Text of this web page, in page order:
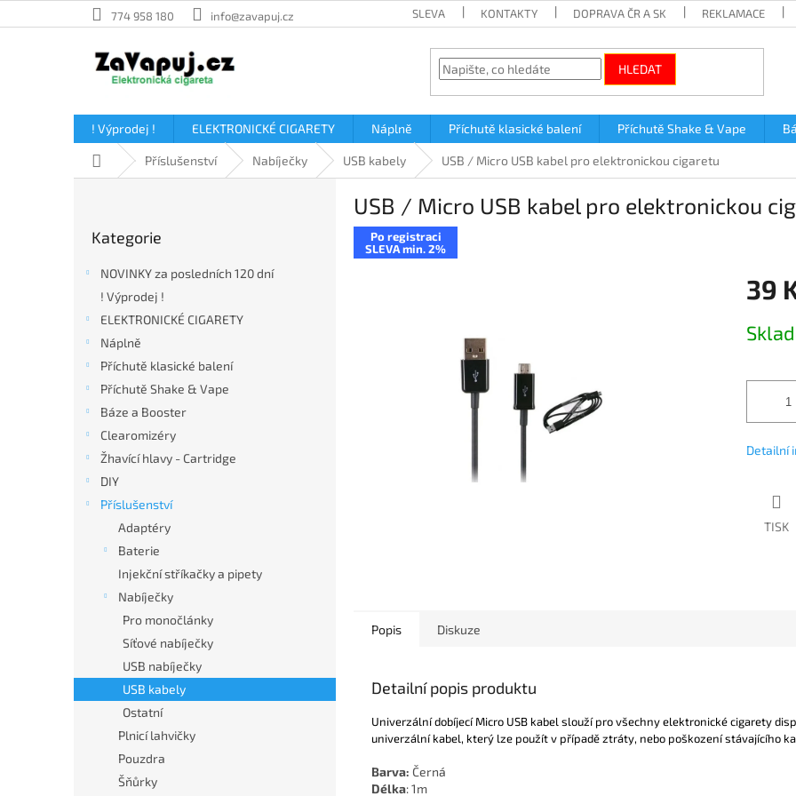
na
774 958 180 info@zavapuj.cz SLEVA KONTAKTY DOPRAVA ČR A SK REKLAMACE
HLEDAT
! Výprodej ! ELEKTRONICKÉ CIGARETY Náplně Příchutě klasické balení Příchutě Shake & Vape
Domů Příslušenství Nabíječky USB kabely USB / Micro USB kabel pro elektronickou cigaretu
kategorie
Kategorie
NOVINKY za posledních 120 dní
! Výprodej !
ELEKTRONICKÉ CIGARETY
Náplně
Příchutě klasické balení
Příchutě Shake & Vape
Báze a Booster
Clearomizéry
Žhavící hlavy - Cartridge
DIY
Příslušenství
Adaptéry
Baterie
Injekční stříkačky a pipety
Nabíječky
Pro monočlánky
Síťové nabíječky
USB nabíječky
USB kabely
Ostatní
Plnicí lahvičky
Pouzdra
Šňůrky
USB / Micro USB kabel pro elektronickou
Po registraci
SLEVA min. 2%
39
cena:
Detailní
TISK
Popis Diskuze
Detailní popis produktu
Univerzální dobíjecí Micro USB kabel slouží pro všechny elektronické cigarety
univerzální kabel, který lze použít v případě ztráty, nebo poškození stávajícího
Barva: Černá
Délka: 1m